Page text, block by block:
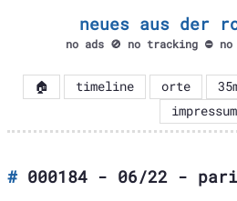
neues aus der
no ads 🚫 no tracking ⛔
🏠 timeline orte
impressum
000184 - 06/22 -